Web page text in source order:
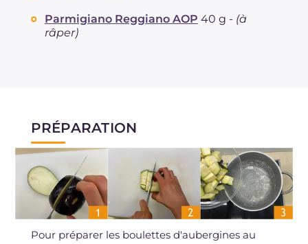
Parmigiano Reggiano AOP 40 g - (à
râper)
PRÉPARATION
Pour préparer les boulettes d'aubergines au